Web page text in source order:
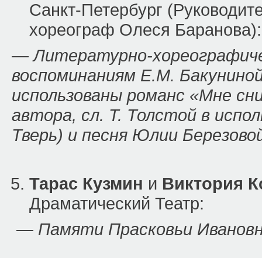
Санкт-Петербург
хореограф Олеся Баранова):
— Литературно-
воспоминаниям Е.М.
использованы романс «Мне
автора, сл. Т. Толстой в
Тверь) и песня Юлии
Тарас Кузмин и Виктория
Драматический Театр:
— Памяти Прасковьи